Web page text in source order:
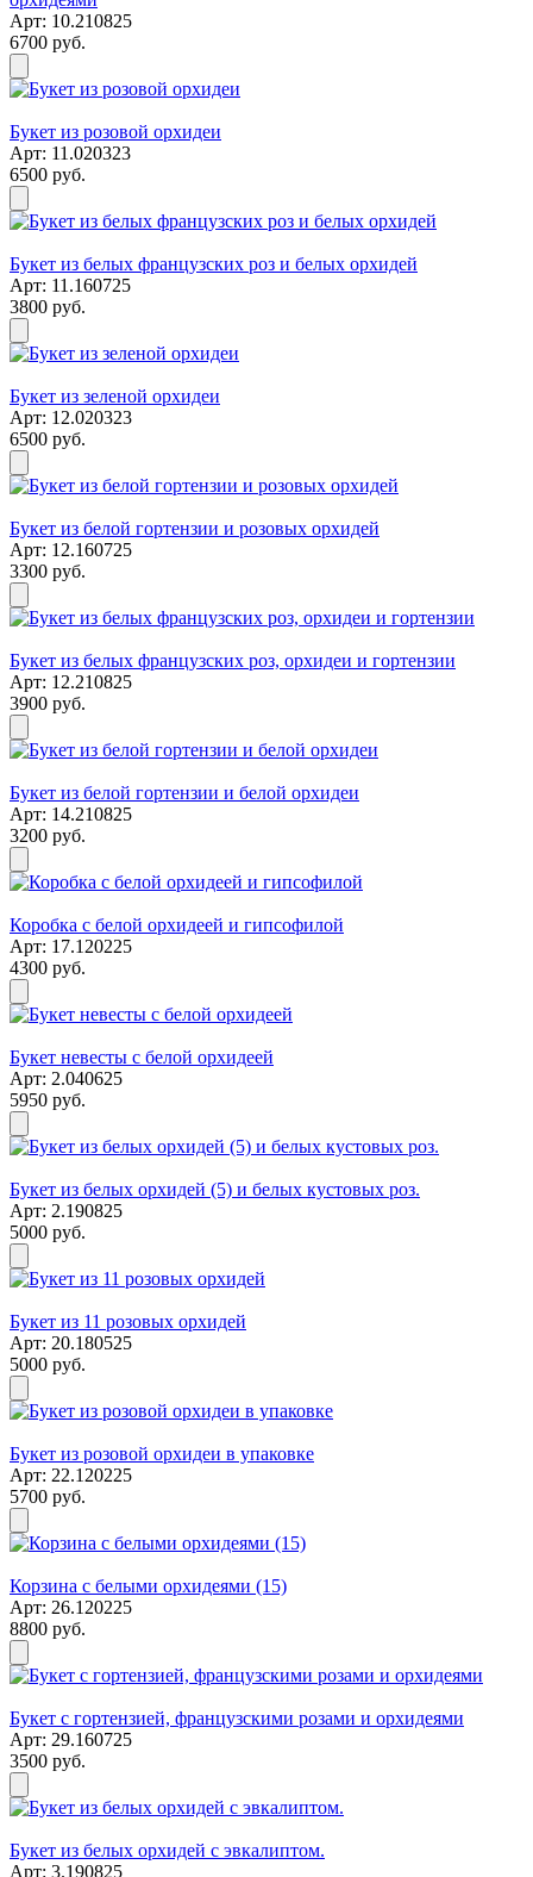
Арт: 10.210825
6700 руб.
Букет из розовой орхидеи
Арт: 11.020323
6500 руб.
Букет из белых французских роз и белых орхидей
Арт: 11.160725
3800 руб.
Букет из зеленой орхидеи
Арт: 12.020323
6500 руб.
Букет из белой гортензии и розовых орхидей
Арт: 12.160725
3300 руб.
Букет из белых французских роз, орхидеи и гортензии
Арт: 12.210825
3900 руб.
Букет из белой гортензии и белой орхидеи
Арт: 14.210825
3200 руб.
Коробка с белой орхидеей и гипсофилой
Арт: 17.120225
4300 руб.
Букет невесты с белой орхидеей
Арт: 2.040625
5950 руб.
Букет из белых орхидей (5) и белых кустовых роз.
Арт: 2.190825
5000 руб.
Букет из 11 розовых орхидей
Арт: 20.180525
5000 руб.
Букет из розовой орхидеи в упаковке
Арт: 22.120225
5700 руб.
Корзина с белыми орхидеями (15)
Арт: 26.120225
8800 руб.
Букет с гортензией, французскими розами и орхидеями
Арт: 29.160725
3500 руб.
Букет из белых орхидей с эвкалиптом.
Арт: 3.190825